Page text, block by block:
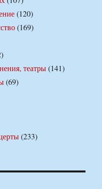
(120)
(169)
театры(141)
(69)
(233)